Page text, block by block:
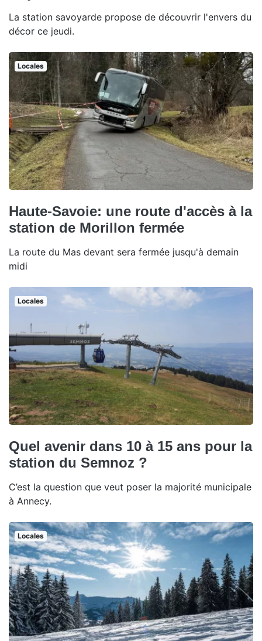
La station savoyarde propose de découvrir l'envers du
décor ce jeudi.
Locales
Haute-Savoie: une route d'accès à la
station de Morillon fermée
La route du Mas devant sera fermée jusqu'à demain
midi
Locales
Quel avenir dans 10 à 15 ans pour la
station du Semnoz ?
C’est la question que veut poser la majorité municipale
à Annecy.
Locales